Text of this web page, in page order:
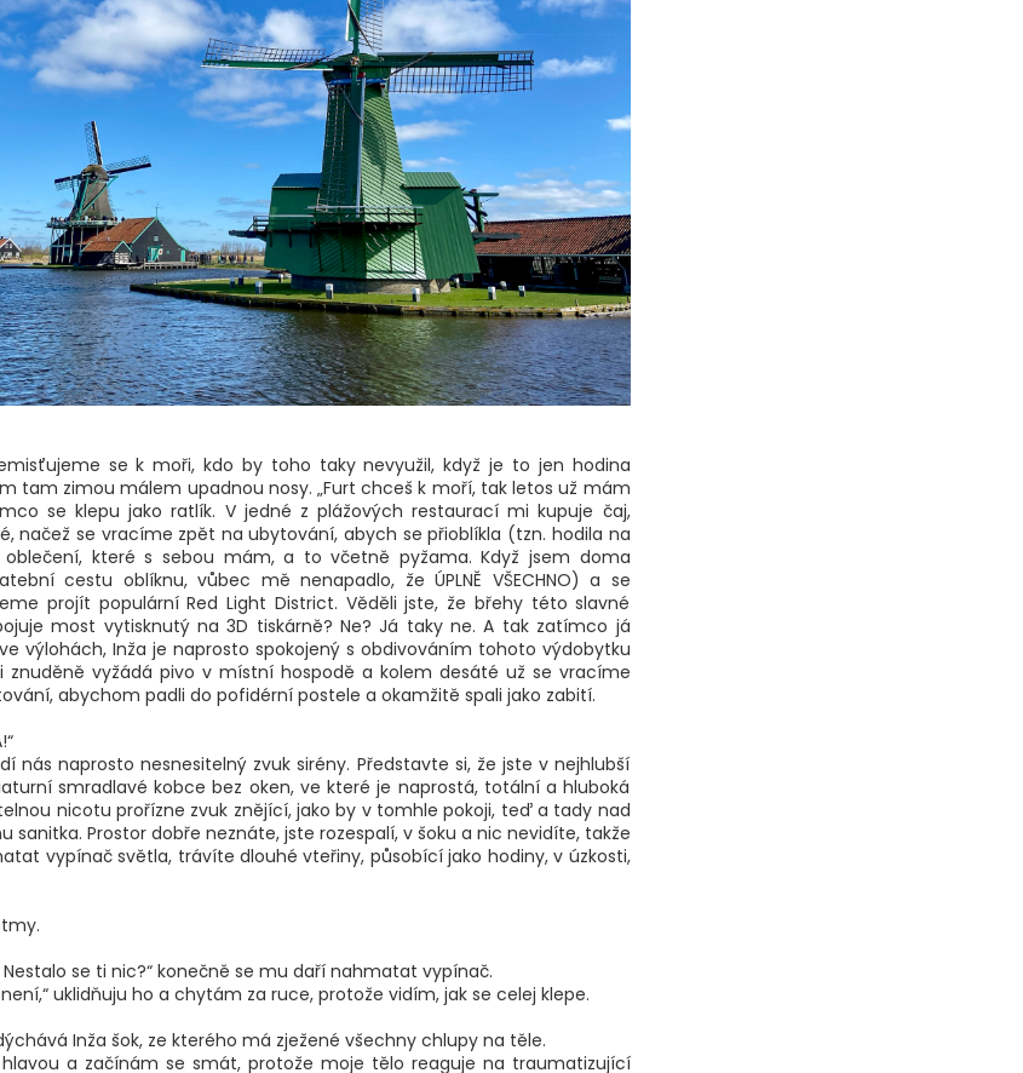
se k moři, kdo by toho taky nevyužil, když je to jen hodina
tam zimou málem upadnou nosy. „Furt chceš k moří, tak letos už mám
se klepu jako ratlík. V jedné z plážových restaurací mi kupuje čaj,
načež se vracíme zpět na ubytování, abych se přioblíkla (tzn. hodila na
oblečení, které s sebou mám, a to včetně pyžama. Když jsem doma
cestu oblíknu, vůbec mě nenapadlo, že ÚPLNĚ VŠECHNO) a se
projít populární Red Light District. Věděli jste, že břehy této slavné
most vytisknutý na 3D tiskárně? Ne? Já taky ne. A tak zatímco já
ve výlohách, Inža je naprosto spokojený s obdivováním tohoto výdobytku
znuděně vyžádá pivo v místní hospodě a kolem desáté už se vracíme
abychom padli do pofidérní postele a okamžitě spali jako zabití.
nás naprosto nesnesitelný zvuk sirény. Představte si, že jste v nejhlubší
smradlavé kobce bez oken, ve které je naprostá, totální a hluboká
nicotu prořízne zvuk znějící, jako by v tomhle pokoji, teď a tady nad
sanitka. Prostor dobře neznáte, jste rozespalí, v šoku a nic nevidíte, takže
vypínač světla, trávíte dlouhé vteřiny, působící jako hodiny, v úzkosti,
Nestalo se ti nic?“ konečně se mu daří nahmatat vypínač.
uklidňuju ho a chytám za ruce, protože vidím, jak se celej klepe.
Inža šok, ze kterého má zježené všechny chlupy na těle.
hlavou a začínám se smát, protože moje tělo reaguje na traumatizující